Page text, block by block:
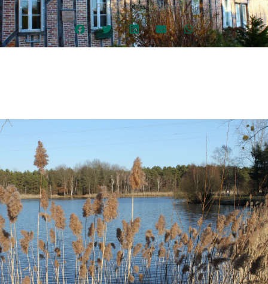
Partagez cette page :